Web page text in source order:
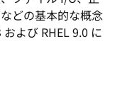
どの基本的な概念
よび RHEL 9.0 に